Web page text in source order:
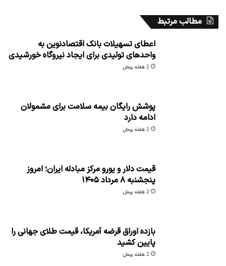
مطالب مرتبط
اعطای تسهیلات بانک اقتصادنوین به
واحدهای تولیدی برای ایجاد نیروگاه خورشیدی
2 هفته پیش
پوشش رایگان بیمه سلامت برای مشمولان
ادامه دارد
2 هفته پیش
قیمت دلار و یورو مرکز مبادله ایران؛ امروز
پنجشنبه ۸ مرداد ۱۴۰۵
2 هفته پیش
بازده اوراق قرضه آمریکا، قیمت طلای جهانی را
پایین کشید
2 هفته پیش